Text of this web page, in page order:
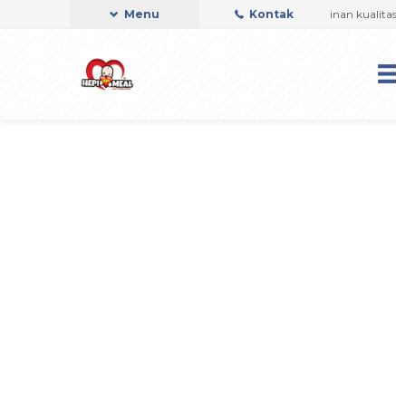
Menu Kontak
Hepi Meal Telah di Audit PMR oleh BPOM, jaminan kualitas